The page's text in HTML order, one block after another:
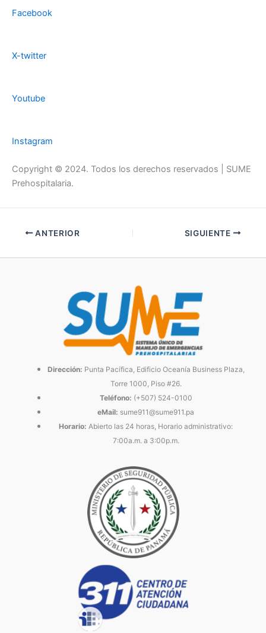
Facebook
X-twitter
Youtube
Instagram
Copyright © 2024. Todos los derechos reservados | SUME
Prehospitalaria.
ANTERIOR SIGUIENTE
Dirección: Punta Pacífica, Edificio Oceanía Business Plaza,
Torre 1000, Piso #26.
Teléfono: (+507) 524-0100
eMail: sume911@sume911.pa
Horario: Abierto las 24 horas, Horario administrativo:
7:00a.m. a 3:00p.m.